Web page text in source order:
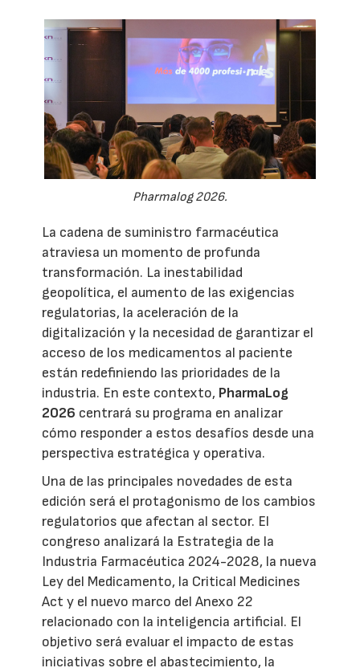
Pharmalog 2026.
La cadena de suministro farmacéutica
atraviesa un momento de profunda
transformación. La inestabilidad
geopolítica, el aumento de las exigencias
regulatorias, la aceleración de la
digitalización y la necesidad de garantizar el
acceso de los medicamentos al paciente
están redefiniendo las prioridades de la
industria. En este contexto, PharmaLog
2026 centrará su programa en analizar
cómo responder a estos desafíos desde una
perspectiva estratégica y operativa.
Una de las principales novedades de esta
edición será el protagonismo de los cambios
regulatorios que afectan al sector. El
congreso analizará la Estrategia de la
Industria Farmacéutica 2024-2028, la nueva
Ley del Medicamento, la Critical Medicines
Act y el nuevo marco del Anexo 22
relacionado con la inteligencia artificial. El
objetivo será evaluar el impacto de estas
iniciativas sobre el abastecimiento, la